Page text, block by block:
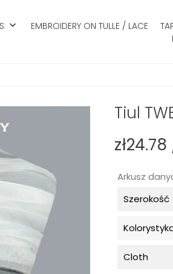
keyboard_arrow_down EMBROIDERY ON TULLE / LACE
Tiul
Arkusz
Szerokość
Cloth